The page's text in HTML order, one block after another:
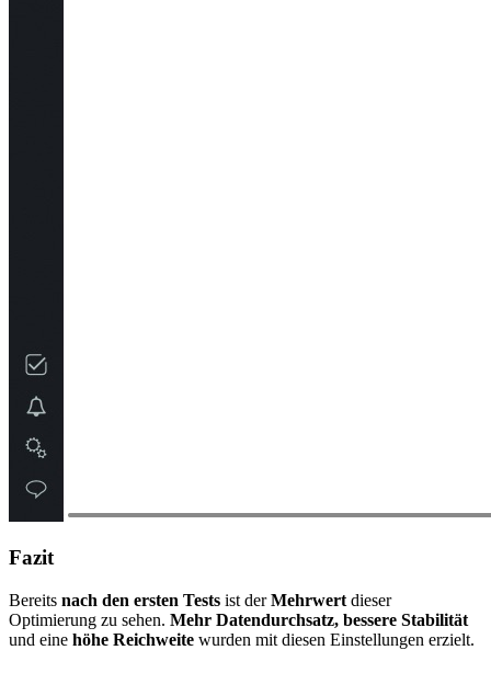
Fazit
Bereits nach den ersten Tests ist derMehrwert dieser
Optimierung zu sehen. Mehr Datendurchsatz, bessere Stabilität
und eine höhe Reichweite wurden mit diesen Einstellungen erzielt.